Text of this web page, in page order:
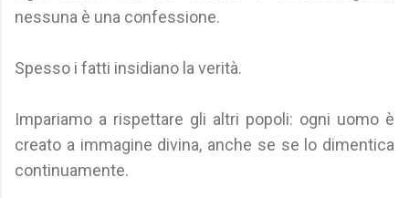
nessuna è una confessione.
Spesso i fatti insidiano la verità.
Impariamo a rispettare gli altri popoli: ogni uomo è
creato a immagine divina, anche se se lo dimentica
continuamente.